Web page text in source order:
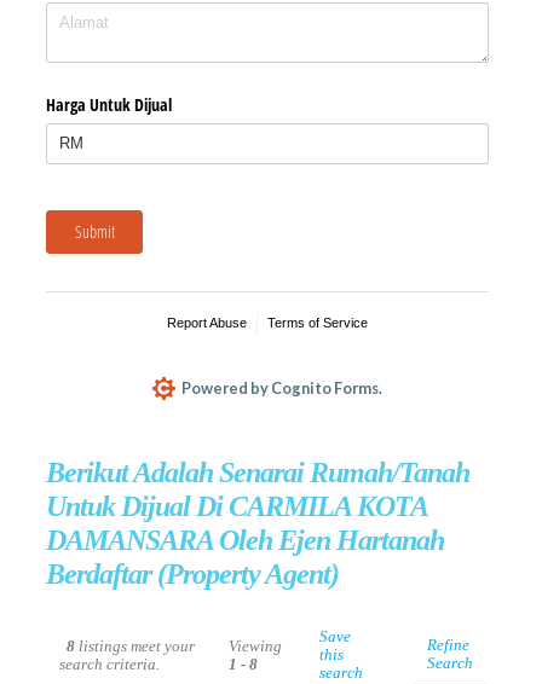
Berikut Adalah Senarai Rumah/Tanah
Untuk Dijual Di CARMILA KOTA
DAMANSARA Oleh Ejen Hartanah
Berdaftar (Property Agent)
8listings meet your
search criteria.
Viewing
1 - 8
Save
this
search
Refine
Search